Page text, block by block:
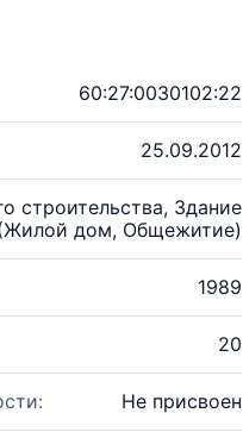
60:27:0030102:22
25.09.2012
строительства, Здание
дом, Общежитие)
1989
20
Не присвоен